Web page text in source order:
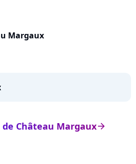
Margaux
arrow_right
Château Margaux